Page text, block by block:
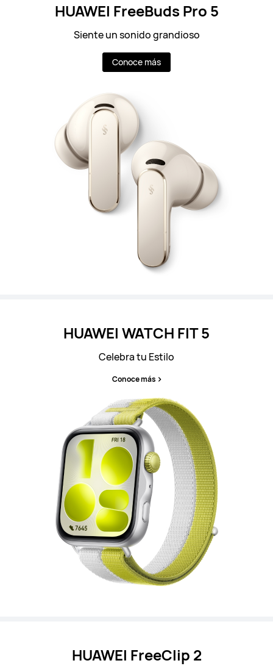
HUAWEI FreeBuds Pro 5
Siente un sonido grandioso
Conoce más
HUAWEI WATCH FIT 5
Celebra tu Estilo
Conoce más
HUAWEI FreeClip 2